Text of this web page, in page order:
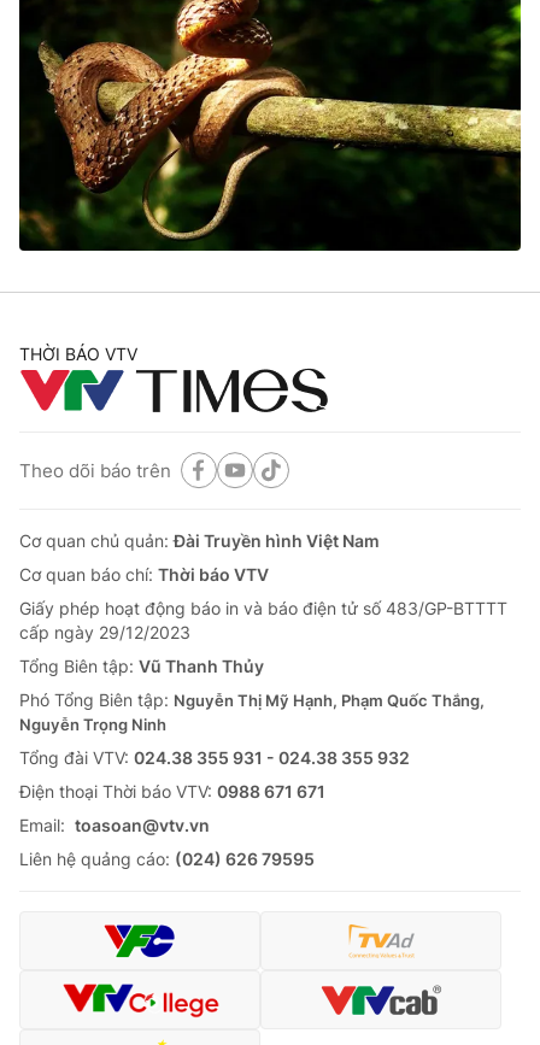
THỜI BÁO VTV
Theo dõi báo trên
Cơ quan chủ quản:Đài Truyền hình Việt Nam
Cơ quan báo chí: Thời báo VTV
Giấy phép hoạt động báo in và báo điện tử số 483/GP-BTTTT
cấp ngày 29/12/2023
Tổng Biên tập: Vũ Thanh Thủy
Phó Tổng Biên tập: Nguyễn Thị Mỹ Hạnh, Phạm Quốc Thắng,
Nguyễn Trọng Ninh
Tổng đài VTV: 024.38 355 931 - 024.38 355 932
Ðiện thoại Thời báo VTV: 0988 671 671
Email: toasoan@vtv.vn
Liên hệ quảng cáo: (024) 626 79595